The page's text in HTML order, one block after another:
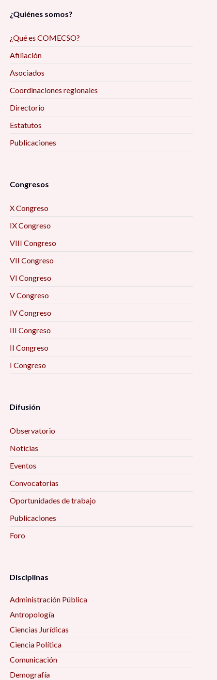
¿Quiénes somos?
¿Qué es COMECSO?
Afiliación
Asociados
Coordinaciones regionales
Directorio
Estatutos
Publicaciones
Congresos
X Congreso
IX Congreso
VIII Congreso
VII Congreso
VI Congreso
V Congreso
IV Congreso
III Congreso
II Congreso
I Congreso
Difusión
Observatorio
Noticias
Eventos
Convocatorias
Oportunidades de trabajo
Publicaciones
Foro
Disciplinas
Administración Pública
Antropología
Ciencias Jurídicas
Ciencia Política
Comunicación
Demografía